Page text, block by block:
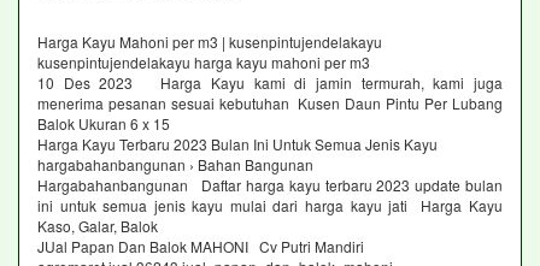
Harga Kayu Mahoni per m3 | kusenpintujendelakayu
kusenpintujendelakayu harga kayu mahoni per m3
10 Des 2023 Harga Kayu kami di jamin termurah, kami juga
menerima pesanan sesuai kebutuhan Kusen Daun Pintu Per Lubang
Balok Ukuran 6 x 15
Harga Kayu Terbaru 2023 Bulan Ini Untuk Semua Jenis Kayu
hargabahanbangunan › Bahan Bangunan
Hargabahanbangunan Daftar harga kayu terbaru 2023 update bulan
ini untuk semua jenis kayu mulai dari harga kayu jati Harga Kayu
Kaso, Galar, Balok
JUal Papan Dan Balok MAHONI Cv Putri Mandiri